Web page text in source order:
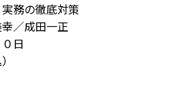
務の徹底対策
／成田一正
日